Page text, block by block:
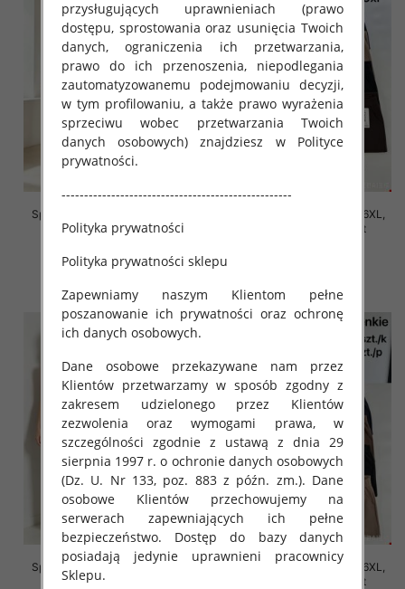
Spodnie damskie Roz 2XL-6XL,
Mix Kolor Paczka 12 szt
16.00 zł
Spodnie damskie Roz 2XL-6XL,
Mix Kolor Paczka 12 szt
Spodnie damskie Roz 2XL-6XL,
Mix Kolor Paczka 12 szt
Spodnie damskie Roz 2XL-6XL,
Mix Kolor Paczka 12 szt
przysługujących uprawnieniach (prawo
dostępu, sprostowania oraz usunięcia Twoich
danych, ograniczenia ich przetwarzania,
prawo do ich przenoszenia, niepodlegania
zautomatyzowanemu podejmowaniu decyzji,
w tym profilowaniu, a także prawo wyrażenia
sprzeciwu wobec przetwarzania Twoich
danych osobowych) znajdziesz w Polityce
prywatności.
---------------------------------------------------
Polityka prywatności
Polityka prywatności sklepu
Zapewniamy naszym Klientom pełne
poszanowanie ich prywatności oraz ochronę
ich danych osobowych.
Dane osobowe przekazywane nam przez
Klientów przetwarzamy w sposób zgodny z
zakresem udzielonego przez Klientów
zezwolenia oraz wymogami prawa, w
szczególności zgodnie z ustawą z dnia 29
sierpnia 1997 r. o ochronie danych osobowych
(Dz. U. Nr 133, poz. 883 z późn. zm.). Dane
osobowe Klientów przechowujemy na
serwerach zapewniających ich pełne
bezpieczeństwo. Dostęp do bazy danych
posiadają jedynie uprawnieni pracownicy
Sklepu.